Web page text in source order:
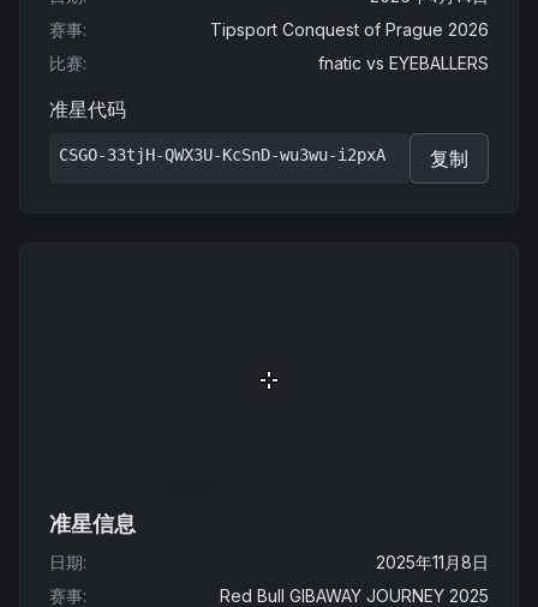
赛事:
Tipsport Conquest of Prague 2026
比赛: fnatic vs EYEBALLERS
准星代码
CSGO-33tjH-QWX3U-KcSnD-wu3wu-i2pxA 复制
准星信息
日期:
2025年11月8日
赛事:
Red Bull GIBAWAY JOURNEY 2025